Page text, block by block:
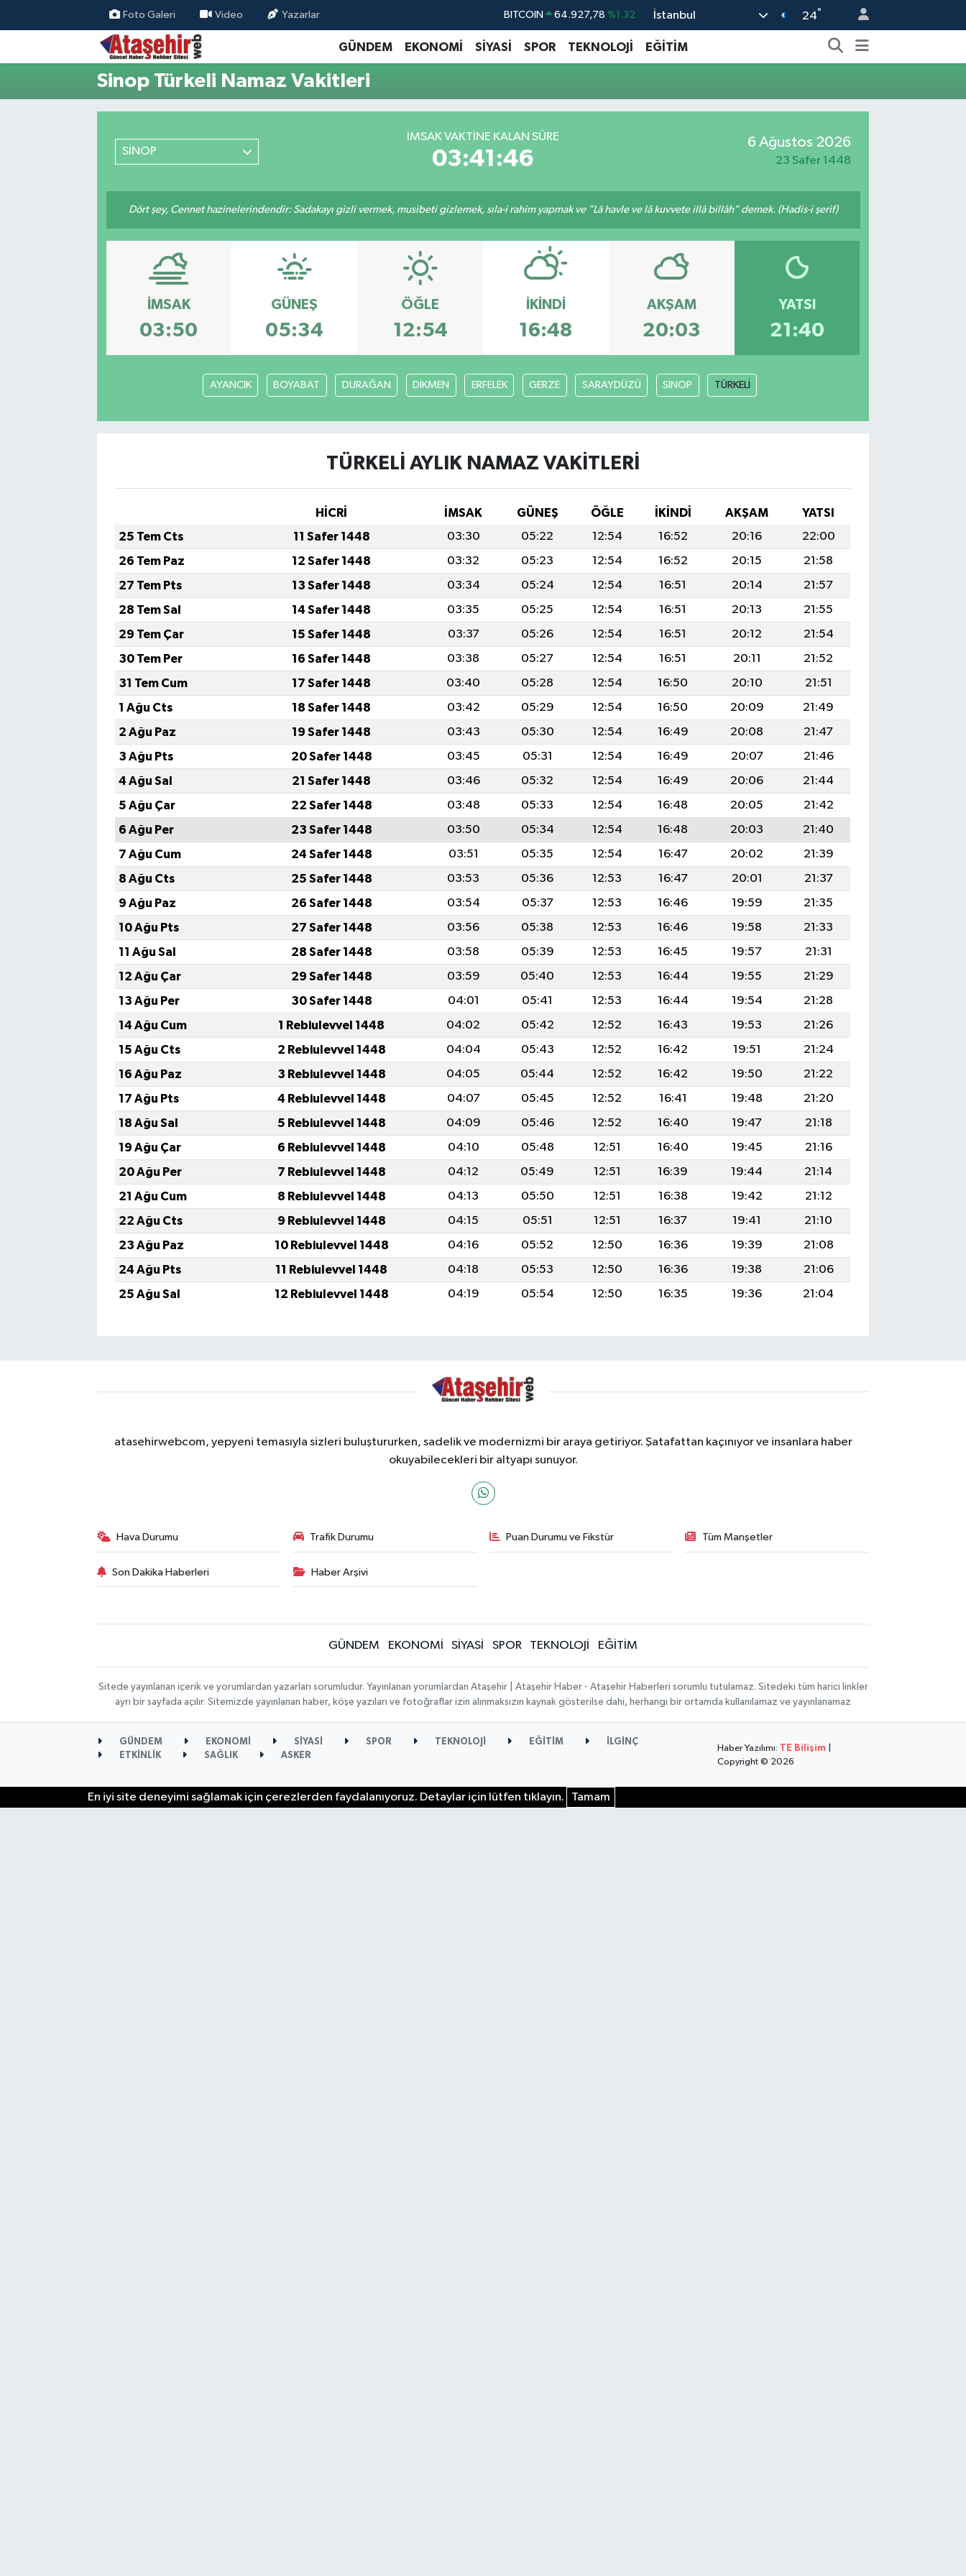
Foto Galeri Video Yazarlar BITCOIN 64.927,78 %1.32
DOLAR 47,5894 %0.08
EURO 55,0398 %-0.02
İstanbul 24°
GÜNDEM EKONOMİ SİYASİ SPOR TEKNOLOJİ EĞİTİM
Sinop Türkeli Namaz Vakitleri
SİNOP
İMSAK VAKTINE KALAN SÜRE
03:41:45
6 Ağustos 2026
23 Safer 1448
Dört şey, Cennet hazinelerindendir: Sadakayı gizli vermek, musibeti gizlemek, sıla-i rahim yapmak ve "Lâ havle ve lâ kuvvete illâ billâh" demek. (Hadis-i şerif)
İMSAK
03:50
GÜNEŞ
05:34
ÖĞLE
12:54
İKINDI
16:48
AKŞAM
20:03
YATSI
21:40
AYANCIK BOYABAT DURAĞAN DİKMEN ERFELEK GERZE SARAYDÜZÜ SİNOP TÜRKELİ
TÜRKELİ AYLIK NAMAZ VAKITLERI
HİCRİ İMSAK GÜNEŞ ÖĞLE İKINDI AKŞAM
YATSI
25 Tem Cts
11 Safer 1448 03:30 05:22 12:54 16:52 20:16
22:00
26 Tem Paz
12 Safer 1448 03:32 05:23 12:54 16:52 20:15
21:58
27 Tem Pts
13 Safer 1448 03:34 05:24 12:54 16:51 20:14
21:57
28 Tem Sal
14 Safer 1448 03:35 05:25 12:54 16:51 20:13
21:55
29 Tem Çar
15 Safer 1448 03:37 05:26 12:54 16:51 20:12
21:54
30 Tem Per
16 Safer 1448 03:38 05:27 12:54 16:51 20:11
21:52
31 Tem Cum
17 Safer 1448 03:40 05:28 12:54 16:50 20:10
21:51
1 Ağu Cts
18 Safer 1448 03:42 05:29 12:54 16:50 20:09
21:49
2 Ağu Paz
19 Safer 1448 03:43 05:30 12:54 16:49 20:08
21:47
3 Ağu Pts
20 Safer 1448 03:45 05:31 12:54 16:49 20:07
21:46
4 Ağu Sal
21 Safer 1448 03:46 05:32 12:54 16:49 20:06
21:44
5 Ağu Çar
22 Safer 1448 03:48 05:33 12:54 16:48 20:05
21:42
6 Ağu Per
23 Safer 1448 03:50 05:34 12:54 16:48 20:03
21:40
7 Ağu Cum
24 Safer 1448 03:51 05:35 12:54 16:47 20:02
21:39
8 Ağu Cts
25 Safer 1448 03:53 05:36 12:53 16:47 20:01
21:37
9 Ağu Paz
26 Safer 1448 03:54 05:37 12:53 16:46 19:59
21:35
10 Ağu Pts
27 Safer 1448 03:56 05:38 12:53 16:46 19:58
21:33
11 Ağu Sal
28 Safer 1448 03:58 05:39 12:53 16:45 19:57
21:31
12 Ağu Çar
29 Safer 1448 03:59 05:40 12:53 16:44 19:55
21:29
13 Ağu Per
30 Safer 1448 04:01 05:41 12:53 16:44 19:54
21:28
14 Ağu Cum
1 Rebiulevvel 1448 04:02 05:42 12:52 16:43 19:53
21:26
15 Ağu Cts
2 Rebiulevvel 1448 04:04 05:43 12:52 16:42 19:51
21:24
16 Ağu Paz
3 Rebiulevvel 1448 04:05 05:44 12:52 16:42 19:50
21:22
17 Ağu Pts
4 Rebiulevvel 1448 04:07 05:45 12:52 16:41 19:48
21:20
18 Ağu Sal
5 Rebiulevvel 1448 04:09 05:46 12:52 16:40 19:47
21:18
19 Ağu Çar
6 Rebiulevvel 1448 04:10 05:48 12:51 16:40 19:45
21:16
20 Ağu Per
7 Rebiulevvel 1448 04:12 05:49 12:51 16:39 19:44
21:14
21 Ağu Cum
8 Rebiulevvel 1448 04:13 05:50 12:51 16:38 19:42
21:12
22 Ağu Cts
9 Rebiulevvel 1448 04:15 05:51 12:51 16:37 19:41
21:10
23 Ağu Paz
10 Rebiulevvel 1448 04:16 05:52 12:50 16:36 19:39
21:08
24 Ağu Pts
11 Rebiulevvel 1448 04:18 05:53 12:50 16:36 19:38
21:06
25 Ağu Sal
12 Rebiulevvel 1448 04:19 05:54 12:50 16:35 19:36 21:04
atasehirwebcom, yepyeni temasıyla sizleri buluştururken, sadelik ve modernizmi bir araya getiriyor. Şatafattan kaçınıyor ve insanlara haber
okuyabilecekleri bir altyapı sunuyor.
Hava Durumu Trafik Durumu Puan Durumu ve Fikstür Tüm Manşetler
Son Dakika Haberleri Haber Arşivi
GÜNDEM EKONOMİ SİYASİ SPOR TEKNOLOJİ EĞİTİM
Sitede yayınlanan içerik ve yorumlardan yazarları sorumludur. Yayınlanan yorumlardan Ataşehir | Ataşehir Haber - Ataşehir Haberleri sorumlu tutulamaz. Sitedeki tüm harici linkler
ayrı bir sayfada açılır. Sitemizde yayınlanan haber, köşe yazıları ve fotoğraflar izin alınmaksızın kaynak gösterilse dahi, herhangi bir ortamda kullanılamaz ve yayınlanamaz
GÜNDEM EKONOMİ SİYASİ SPOR TEKNOLOJİ EĞİTİM
İLGİNÇ
ETKİNLİK
SAĞLIK ASKER
Haber Yazılımı: TE Bilişim
Copyright © 2026
En iyi site deneyimi sağlamak için çerezlerden faydalanıyoruz. Detaylar için lütfen tıklayın. Tamam
Hava Durumu
Trafik Durumu
Tüm Manşetler